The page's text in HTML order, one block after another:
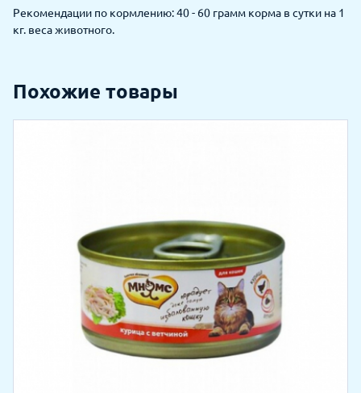
Рекомендации по кормлению: 40 - 60 грамм корма в сутки на 1
кг. веса животного.
Похожие товары